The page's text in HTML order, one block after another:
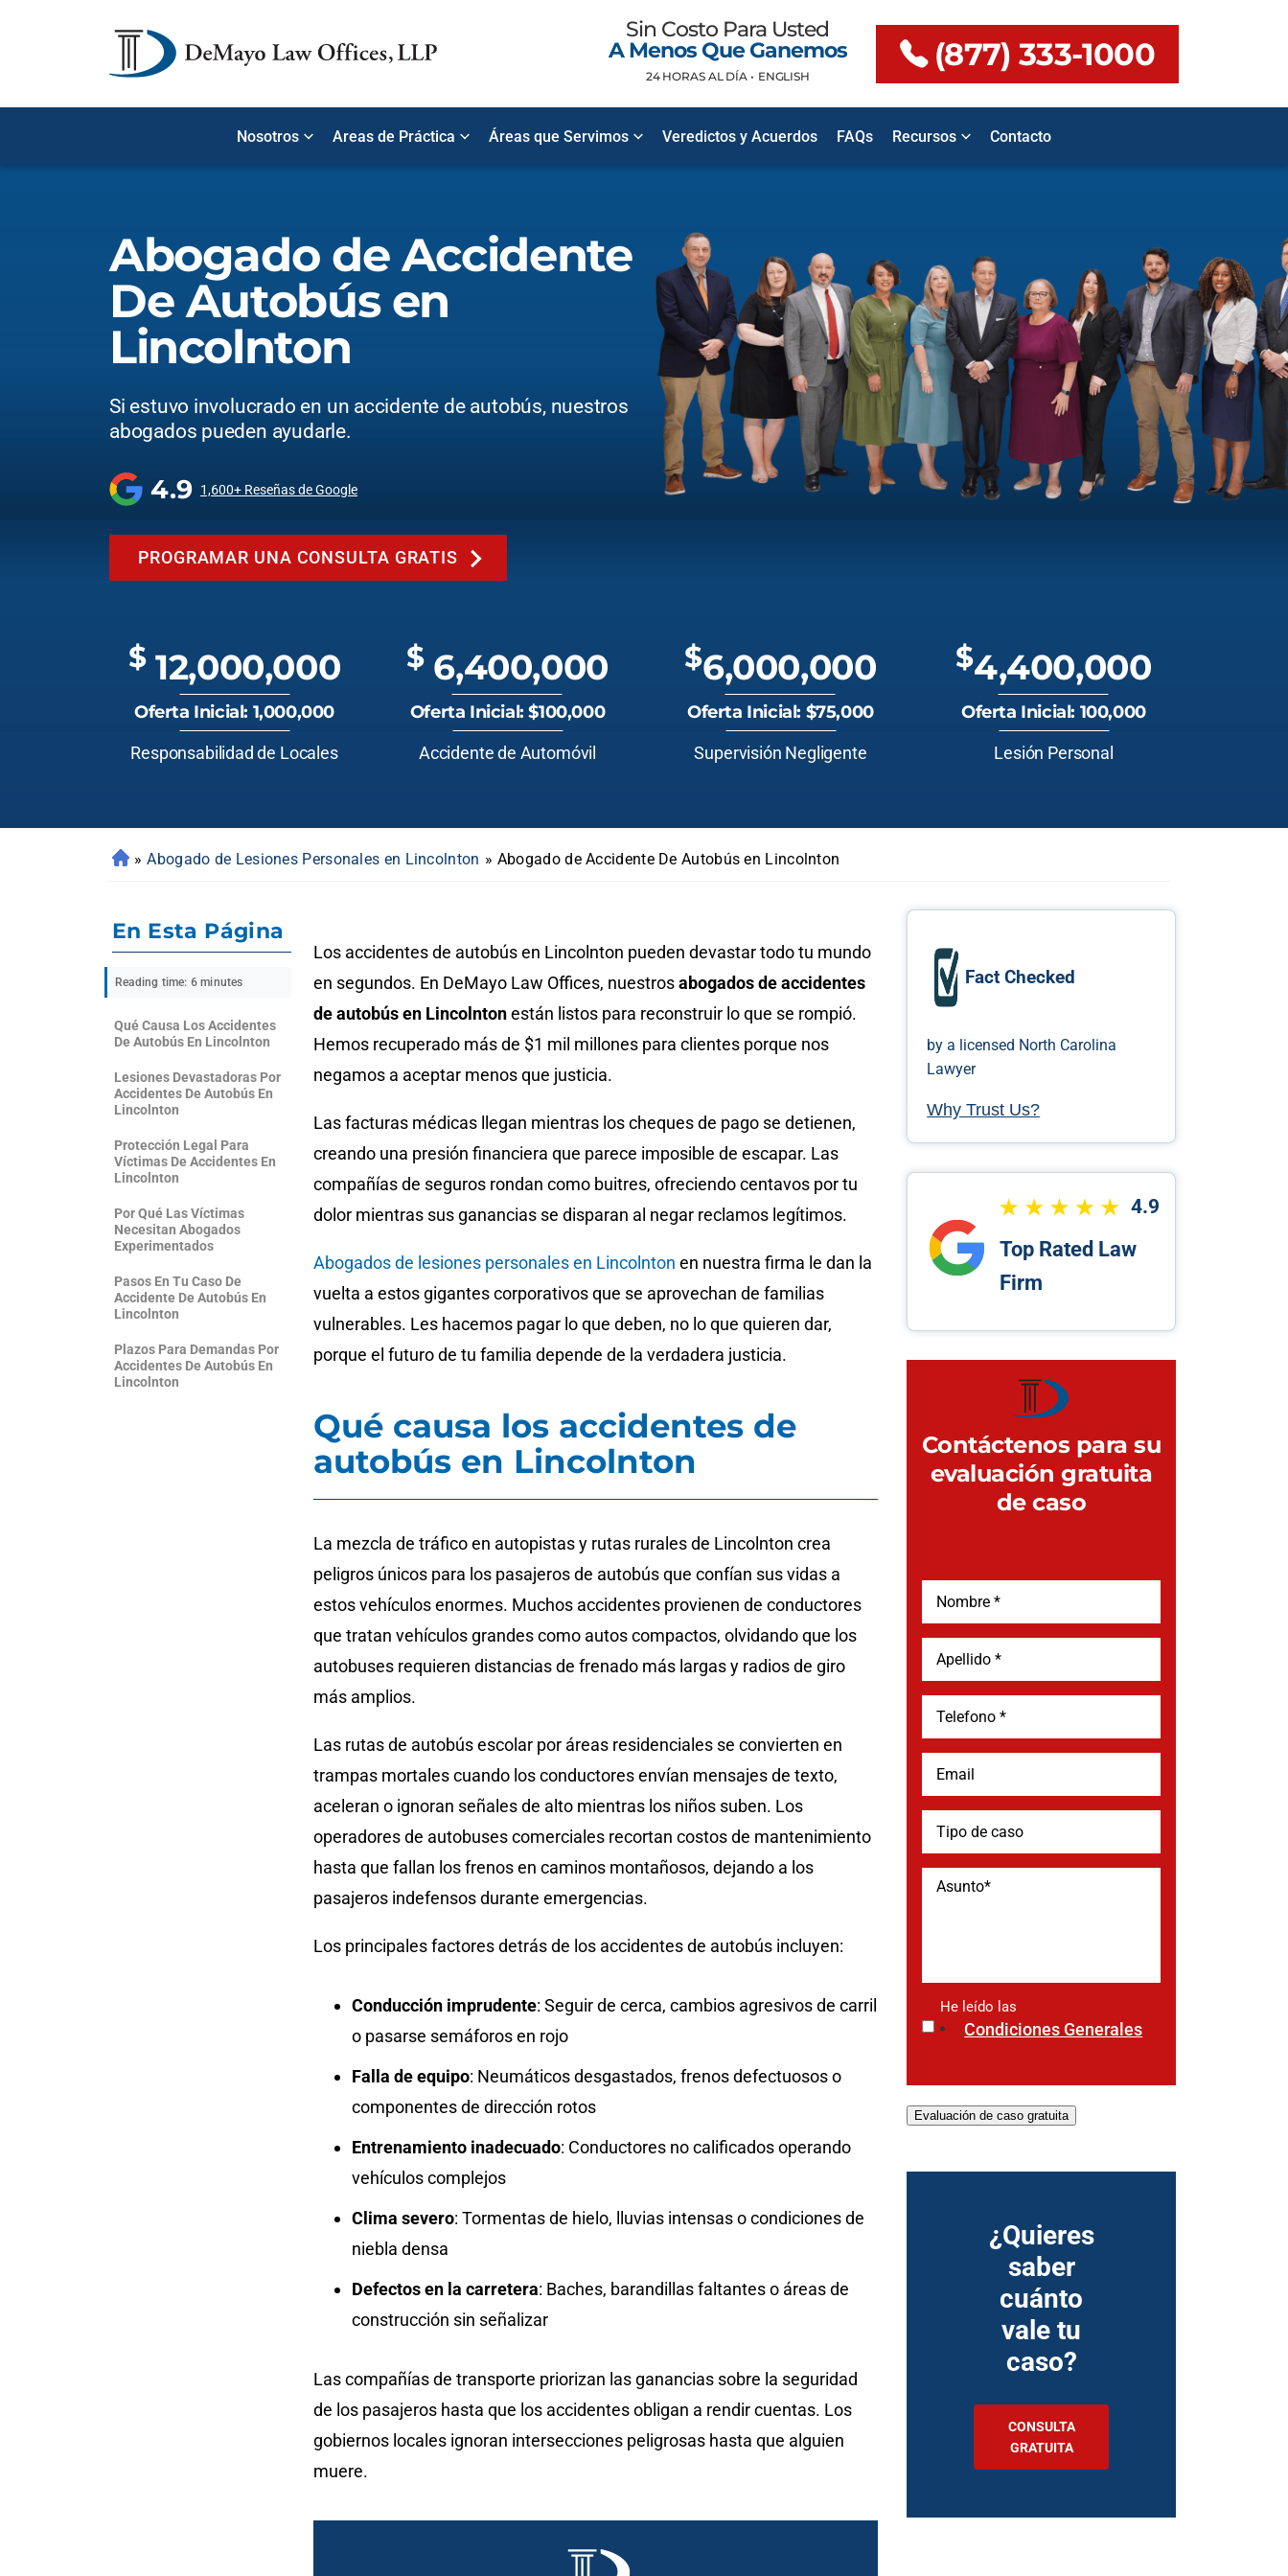
Sin Costo Para Usted
A Menos Que Ganemos
24 HORAS AL DÍA • ENGLISH
(877) 333-1000
Nosotros Areas de Práctica Áreas que Servimos Veredictos y Acuerdos FAQs Recursos Contacto
Abogado de Accidente
De Autobús en
Lincolnton
Si estuvo involucrado en un accidente de autobús, nuestros
abogados pueden ayudarle.
4.9 1,600+ Reseñas de Google
PROGRAMAR UNA CONSULTA GRATIS
$12,000,000
Oferta Inicial: 1,000,000
Responsabilidad de Locales
$6,400,000
Oferta Inicial: $100,000
Accidente de Automóvil
$6,000,000
Oferta Inicial: $75,000
Supervisión Negligente
$4,400,000
Oferta Inicial: 100,000
Lesión Personal
» Abogado de Lesiones Personales en Lincolnton » Abogado de Accidente De Autobús en Lincolnton
En Esta Página
Reading time: 6 minutes
Qué Causa Los Accidentes
De Autobús En Lincolnton
Lesiones Devastadoras Por
Accidentes De Autobús En
Lincolnton
Protección Legal Para
Víctimas De Accidentes En
Lincolnton
Por Qué Las Víctimas
Necesitan Abogados
Experimentados
Pasos En Tu Caso De
Accidente De Autobús En
Lincolnton
Plazos Para Demandas Por
Accidentes De Autobús En
Lincolnton
Los accidentes de autobús en Lincolnton pueden devastar todo tu mundo
en segundos. En DeMayo Law Offices, nuestrosabogados de accidentes
de autobús en Lincolntonestán listos para reconstruir lo que se rompió.
Hemos recuperado más de $1 mil millones para clientes porque nos
negamos a aceptar menos que justicia.
Las facturas médicas llegan mientras los cheques de pago se detienen,
creando una presión financiera que parece imposible de escapar. Las
compañías de seguros rondan como buitres, ofreciendo centavos por tu
dolor mientras sus ganancias se disparan al negar reclamos legítimos.
Abogados de lesiones personales en Lincolnton en nuestra firma le dan la
vuelta a estos gigantes corporativos que se aprovechan de familias
vulnerables. Les hacemos pagar lo que deben, no lo que quieren dar,
porque el futuro de tu familia depende de la verdadera justicia.
Qué causa los accidentes de
autobús en Lincolnton
La mezcla de tráfico en autopistas y rutas rurales de Lincolnton crea
peligros únicos para los pasajeros de autobús que confían sus vidas a
estos vehículos enormes. Muchos accidentes provienen de conductores
que tratan vehículos grandes como autos compactos, olvidando que los
autobuses requieren distancias de frenado más largas y radios de giro
más amplios.
Las rutas de autobús escolar por áreas residenciales se convierten en
trampas mortales cuando los conductores envían mensajes de texto,
aceleran o ignoran señales de alto mientras los niños suben. Los
operadores de autobuses comerciales recortan costos de mantenimiento
hasta que fallan los frenos en caminos montañosos, dejando a los
pasajeros indefensos durante emergencias.
Los principales factores detrás de los accidentes de autobús incluyen:
Conducción imprudente: Seguir de cerca, cambios agresivos de carril
o pasarse semáforos en rojo
Falla de equipo: Neumáticos desgastados, frenos defectuosos o
componentes de dirección rotos
Entrenamiento inadecuado: Conductores no calificados operando
vehículos complejos
Clima severo: Tormentas de hielo, lluvias intensas o condiciones de
niebla densa
Defectos en la carretera: Baches, barandillas faltantes o áreas de
construcción sin señalizar
Las compañías de transporte priorizan las ganancias sobre la seguridad
de los pasajeros hasta que los accidentes obligan a rendir cuentas. Los
gobiernos locales ignoran intersecciones peligrosas hasta que alguien
muere.
Fact Checked
by a licensed North Carolina
Lawyer
Why Trust Us?
4.9
Top Rated Law
Firm
Contáctenos para su
evaluación gratuita
de caso
He leído las
Condiciones Generales
Evaluación de caso gratuita
¿Quieres
saber
cuánto
vale tu
caso?
CONSULTA
GRATUITA